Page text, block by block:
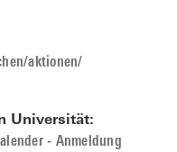
aktionen/
Universität:
- Anmeldung